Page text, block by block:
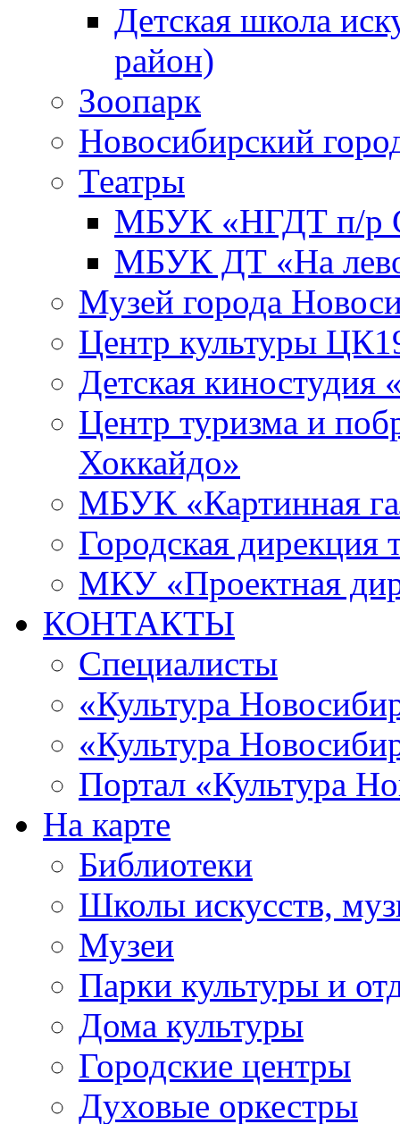
Детская школа
район)
Зоопарк
Новосибирский
Театры
МБУК «НГДТ п/р
МБУК ДТ «На
Музей города
Центр культуры
Детская киностудия
Центр туризма и
Хоккайдо»
МБУК «Картинная
Городская дирекция
МКУ «Проектная
КОНТАКТЫ
Специалисты
«Культура
«Культура
Портал «Культура
На карте
Библиотеки
Школы искусств,
Музеи
Парки культуры и
Дома культуры
Городские центры
Духовые оркестры